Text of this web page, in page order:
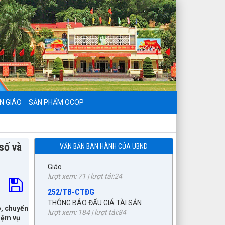
GIÁO SẢN PHẨM OCOP
và
chuyển
vụ
VĂN BẢN BAN HÀNH CỦA UBND
797./TTPTQĐ-KV2
Về việc đăng tải lên trên Cổng
thông tin điện tử của UBND xã Tuần
Giáo công khai dự thảo phương án
bồi thường, hỗ trợ (đợt 6)công trình:
Hồ bản phủ thuộc dự án cụm
Hồbản Phủ - Nậm Là tỉnh Điện Biên
lượt xem: 39 | lượt tải:31
1872/KH-UBND
Kế hoạch Đấu giá quyền sử dụng
252/TB-CTĐG
THÔNG BÁO ĐẤU GIÁ TÀI SẢN
lượt xem: 184 | lượt tải:84
87/TB-PKT
THÔNG BÁO Về việc lựa chọn tổ
chức đấu giá tài sản
lượt xem: 201 | lượt tải:82